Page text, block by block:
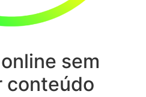
sem
conteúdo